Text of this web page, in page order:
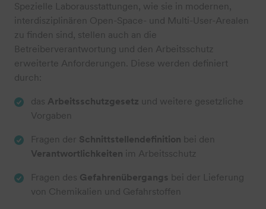
Spezielle Laborausstattungen, wie sie in modernen,
interdisziplinären Open-Space- und Multi-User-Arealen
zu finden sind, stellen auch an die
Betreiberverantwortung und den Arbeitsschutz
erweiterte Anforderungen. Diese werden definiert
durch:
das Arbeitsschutzgesetz und weitere gesetzliche
Vorgaben
Fragen der Schnittstellendefinition bei den
Verantwortlichkeiten im Arbeitsschutz
Fragen des Gefahrenübergangs bei der Lieferung
von Chemikalien und Gefahrstoffen